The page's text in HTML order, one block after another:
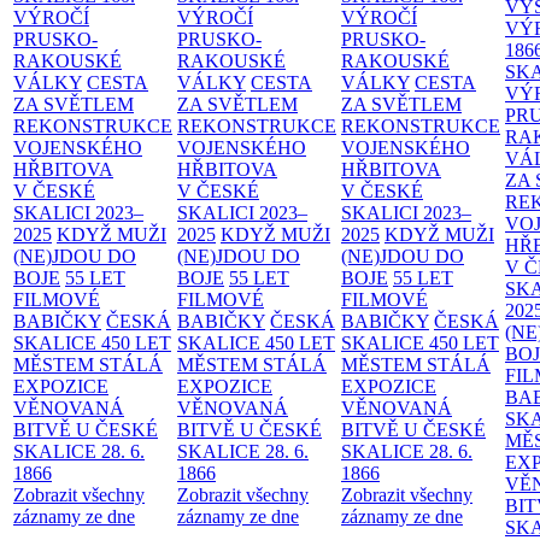
VÝROČÍ
PRUSKO-
RAKOUSKÉ
VÁLKY CESTA
ZA SVĚTLEM
REKONSTRUKCE
VOJENSKÉHO
HŘBITOVA
V ČESKÉ
SKALICI 2023–
2025 KDYŽ MUŽI
(NE)JDOU DO
BOJE 55 LET
FILMOVÉ
BABIČKY ČESKÁ
SKALICE 450 LET
MĚSTEM STÁLÁ
EXPOZICE
VĚNOVANÁ
BITVĚ U ČESKÉ
SKALICE 28. 6.
1866
Zobrazit všechny
záznamy ze dne
VÝROČÍ
PRUSKO-
RAKOUSKÉ
VÁLKY CESTA
ZA SVĚTLEM
REKONSTRUKCE
VOJENSKÉHO
HŘBITOVA
V ČESKÉ
SKALICI 2023–
2025 KDYŽ MUŽI
(NE)JDOU DO
BOJE 55 LET
FILMOVÉ
BABIČKY ČESKÁ
SKALICE 450 LET
MĚSTEM STÁLÁ
EXPOZICE
VĚNOVANÁ
BITVĚ U ČESKÉ
SKALICE 28. 6.
1866
Zobrazit všechny
záznamy ze dne
VÝROČÍ
PRUSKO-
RAKOUSKÉ
VÁLKY CESTA
ZA SVĚTLEM
REKONSTRUKCE
VOJENSKÉHO
HŘBITOVA
V ČESKÉ
SKALICI 2023–
2025 KDYŽ MUŽI
(NE)JDOU DO
BOJE 55 LET
FILMOVÉ
BABIČKY ČESKÁ
SKALICE 450 LET
MĚSTEM STÁLÁ
EXPOZICE
VĚNOVANÁ
BITVĚ U ČESKÉ
SKALICE 28. 6.
1866
Zobrazit všechny
záznamy ze dne
ZA
V